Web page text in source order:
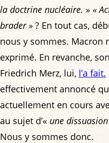
la doctrine nucléaire. » «
brader » ? En tout cas,
nous y sommes. Macron
exprimé. En revanche,
Friedrich Merz, lui, l’a fait.
effectivement annoncé
actuellement en cours
au sujet d’« une
Nous y sommes donc.